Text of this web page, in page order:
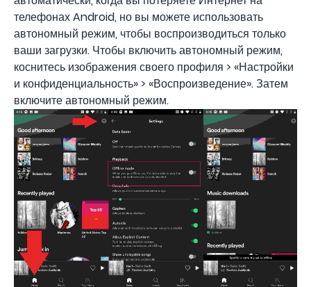
телефонах Android, но вы можете использовать
автономный режим, чтобы воспроизводиться только
ваши загрузки. Чтобы включить автономный режим,
коснитесь изображения своего профиля > «Настройки
и конфиденциальность» > «Воспроизведение». Затем
включите автономный режим.